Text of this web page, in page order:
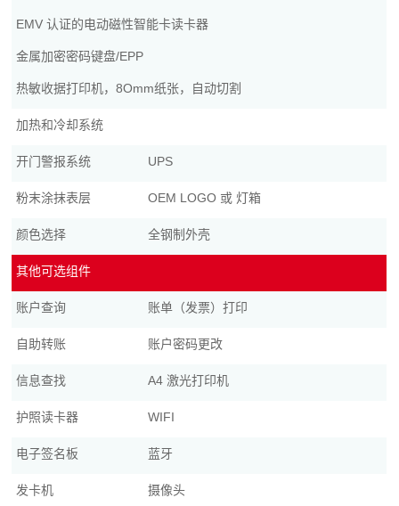
EMV 认证的电动磁性智能卡读卡器
金属加密密码键盘/EPP
热敏收据打印机，8Omm纸张，自动切割
加热和冷却系统
开门警报系统 UPS
粉末涂抹表层 OEM LOGO 或 灯箱
颜色选择 全钢制外壳
其他可选组件
账户查询 账单（发票）打印
自助转账 账户密码更改
信息查找 A4 激光打印机
护照读卡器 WIFI
电子签名板 蓝牙
发卡机 摄像头